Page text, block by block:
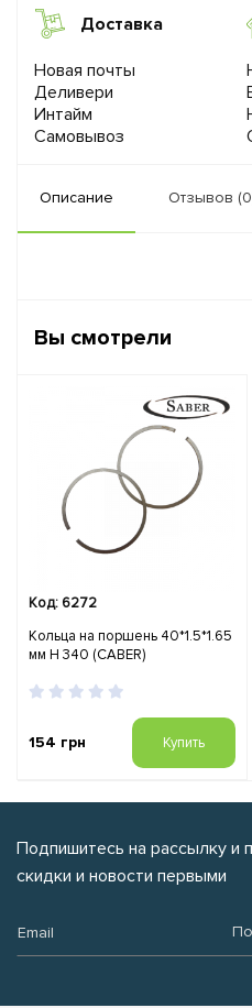
Доставка
Новая почты
Деливери
Интайм
Самовывоз
Описание Отзывов
Вы смотрели
Код: 6272
Кольца на поршень 40*1.5*1.65
мм H 340 (CABER)
154 грн Купить
Подпишитесь на рассылку и
скидки и новости первыми